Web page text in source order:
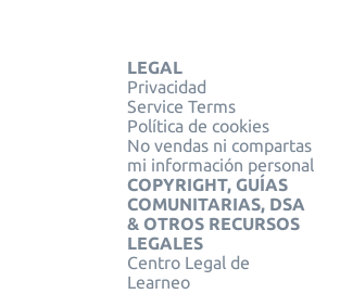
LEGAL
Privacidad
Service Terms
Política de cookies
No vendas ni compartas
mi información personal
COPYRIGHT, GUÍAS
COMUNITARIAS, DSA
& OTROS RECURSOS
LEGALES
Centro Legal de
Learneo